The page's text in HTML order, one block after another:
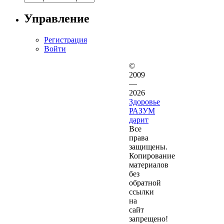
Управление
Регистрация
Войти
©
2009
—
2026
Здоровье
РАЗУМ
дарит
Все
права
защищены.
Копирование
материалов
без
обратной
ссылки
на
сайт
запрещено!